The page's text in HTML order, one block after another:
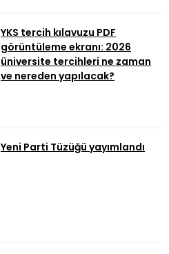
YKS tercih kılavuzu PDF
görüntüleme ekranı: 2026
üniversite tercihleri ne zaman
ve nereden yapılacak?
Yeni Parti Tüzüğü yayımlandı